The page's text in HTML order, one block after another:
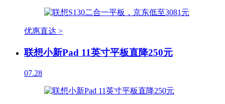
优惠直达 >
联想小新Pad 11英寸平板直降250元
07.28